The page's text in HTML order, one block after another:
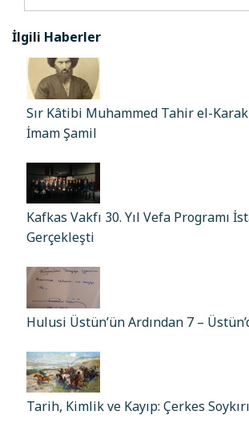
İlgili Haberler
Sır Kâtibi Muhammed Tahir el-
İmam Şamil
Kafkas Vakfı 30. Yıl Vefa Programı
Gerçekleşti
Hulusi Üstün’ün Ardından 7 –
Tarih, Kimlik ve Kayıp: Çerkes